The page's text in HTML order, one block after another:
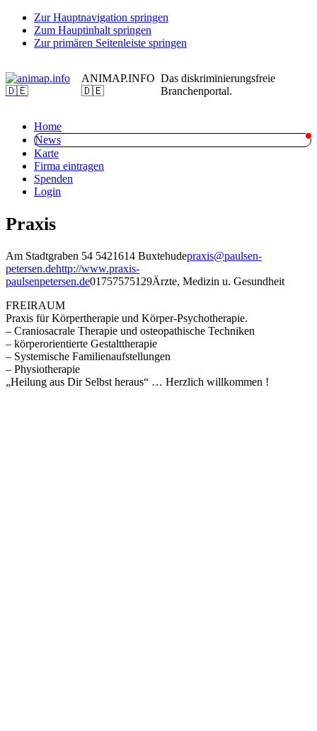
Zur Hauptnavigation springen
Zum Hauptinhalt springen
Zur primären Seitenleiste springen
ANIMAP.INFO
🇩🇪
Das diskriminierungsfreie
Branchenportal.
Home
News
Karte
Firma eintragen
Spenden
Login
Praxis
Am Stadtgraben 54 5421614 Buxtehudepraxis@paulsen-
petersen.dehttp://www.praxis-
paulsenpetersen.de01757575129Ärzte, Medizin u. Gesundheit
FREIRAUM
Praxis für Körpertherapie und Körper-Psychotherapie.
– Craniosacrale Therapie und osteopathische Techniken
– körperorientierte Gestalttherapie
– Systemische Familienaufstellungen
– Physiotherapie
„Heilung aus Dir Selbst heraus“ … Herzlich willkommen !